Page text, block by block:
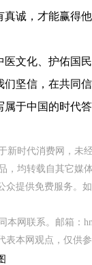
，才能赢得
化、护佑国
坚信，在共同
属于中国的时代
新时代消费网，未
，均转载自其它
提供免费服务。
网联系。邮箱：
表本网观点，仅供